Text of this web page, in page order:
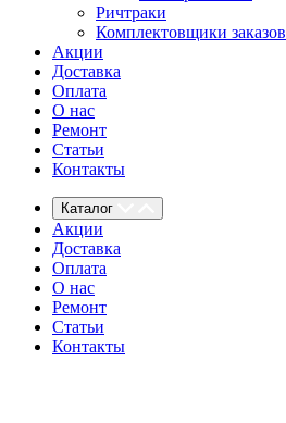
Ричтраки
Комплектовщики заказов
Акции
Доставка
Оплата
О нас
Ремонт
Статьи
Контакты
Каталог
Акции
Доставка
Оплата
О нас
Ремонт
Статьи
Контакты